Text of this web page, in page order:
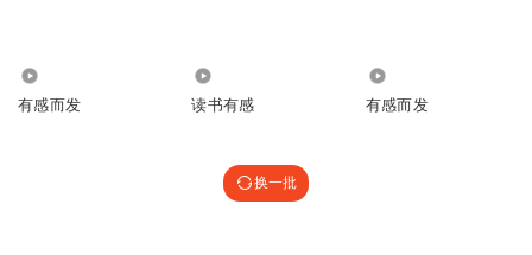
有感而发 读书有感 有感而发
换一批